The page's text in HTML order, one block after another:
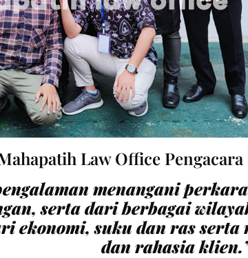
Law Office
menangani
serta dari berbagai
ekonomi, suku dan ras
dan rahasia